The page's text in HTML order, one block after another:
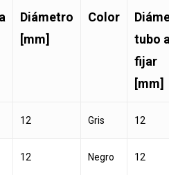
Diámetro
[mm]
Color
tubo
fijar
[mm]
12 Gris 12
12 Negro 12